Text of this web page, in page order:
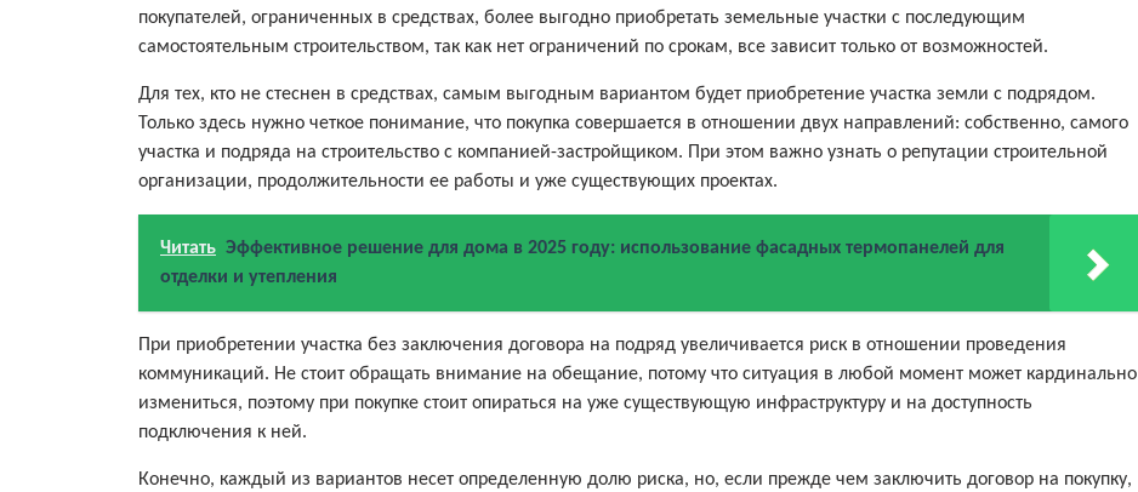
покупателей, ограниченных в средствах, более выгодно приобретать земельные участки с последующим
самостоятельным строительством, так как нет ограничений по срокам, все зависит только от возможностей.
Для тех, кто не стеснен в средствах, самым выгодным вариантом будет приобретение участка земли с подрядом.
Только здесь нужно четкое понимание, что покупка совершается в отношении двух направлений: собственно, самого
участка и подряда на строительство с компанией-застройщиком. При этом важно узнать о репутации строительной
организации, продолжительности ее работы и уже существующих проектах.
Читать Эффективное решение для дома в 2025 году: использование фасадных термопанелей для
отделки и утепления
При приобретении участка без заключения договора на подряд увеличивается риск в отношении проведения
коммуникаций. Не стоит обращать внимание на обещание, потому что ситуация в любой момент может кардинально
измениться, поэтому при покупке стоит опираться на уже существующую инфраструктуру и на доступность
подключения к ней.
Конечно, каждый из вариантов несет определенную долю риска, но, если прежде чем заключить договор на покупку,